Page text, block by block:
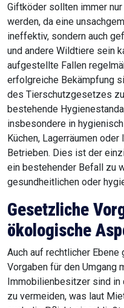
Giftköder sollten immer
werden, da eine
ineffektiv, sondern auch
und andere Wildtiere sein
aufgestellte Fallen
erfolgreiche Bekämpfung
des Tierschutzgesetzes
bestehende
insbesondere in
Küchen, Lagerräumen
Betrieben. Dies ist der
ein bestehender Befall zu
gesundheitlichen oder
Gesetzliche
ökologische
Auch auf rechtlicher
Vorgaben für den Umgang
Immobilienbesitzer sind in
zu vermeiden, was laut